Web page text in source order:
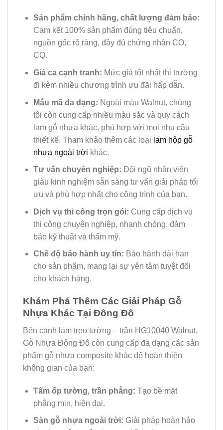
Sản phẩm chính hãng, chất lượng đảm bảo:
Cam kết 100% sản phẩm đúng tiêu chuẩn,
nguồn gốc rõ ràng, đầy đủ chứng nhận CO,
CQ.
Giá cả cạnh tranh: Mức giá tốt nhất thị trường
đi kèm nhiều chương trình ưu đãi hấp dẫn.
Mẫu mã đa dạng: Ngoài màu Walnut, chúng
tôi còn cung cấp nhiều màu sắc và quy cách
lam gỗ nhựa khác, phù hợp với mọi nhu cầu
thiết kế. Tham khảo thêm các loại lam hộp gỗ
nhựa ngoài trời khác.
Tư vấn chuyên nghiệp: Đội ngũ nhân viên
giàu kinh nghiệm sẵn sàng tư vấn giải pháp tối
ưu và phù hợp nhất cho công trình của bạn.
Dịch vụ thi công trọn gói: Cung cấp dịch vụ
thi công chuyên nghiệp, nhanh chóng, đảm
bảo kỹ thuật và thẩm mỹ.
Chế độ bảo hành uy tín: Bảo hành dài hạn
cho sản phẩm, mang lại sự yên tâm tuyệt đối
cho khách hàng.
Khám Phá Thêm Các Giải Pháp Gỗ
Nhựa Khác Tại Đông Đô
Bên cạnh lam treo tường – trần HG10040 Walnut,
Gỗ Nhựa Đông Đô còn cung cấp đa dạng các sản
phẩm gỗ nhựa composite khác để hoàn thiện
không gian của bạn:
Tấm ốp tường, trần phẳng: Tạo bề mặt
phẳng mịn, hiện đại.
Sàn gỗ nhựa ngoài trời: Giải pháp hoàn hảo